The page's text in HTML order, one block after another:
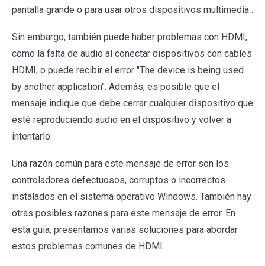
pantalla grande o para usar otros dispositivos multimedia .
Sin embargo, también puede haber problemas con HDMI,
como la falta de audio al conectar dispositivos con cables
HDMI, o puede recibir el error "The device is being used
by another application". Además, es posible que el
mensaje indique que debe cerrar cualquier dispositivo que
esté reproduciendo audio en el dispositivo y volver a
intentarlo.
Una razón común para este mensaje de error son los
controladores defectuosos, corruptos o incorrectos
instalados en el sistema operativo Windows. También hay
otras posibles razones para este mensaje de error. En
esta guía, presentamos varias soluciones para abordar
estos problemas comunes de HDMI.